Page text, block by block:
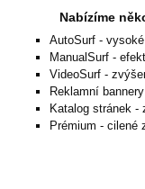
Nabízíme
AutoSurf -
ManualSurf -
VideoSurf -
Reklamní
Katalog stránek
Prémium - cilené